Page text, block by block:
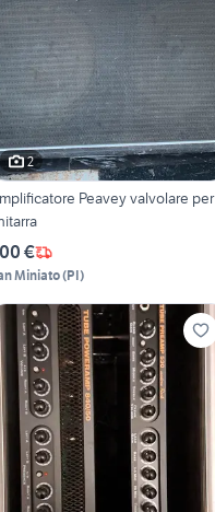
2
Peavey valvolare per
€
Miniato(PI)